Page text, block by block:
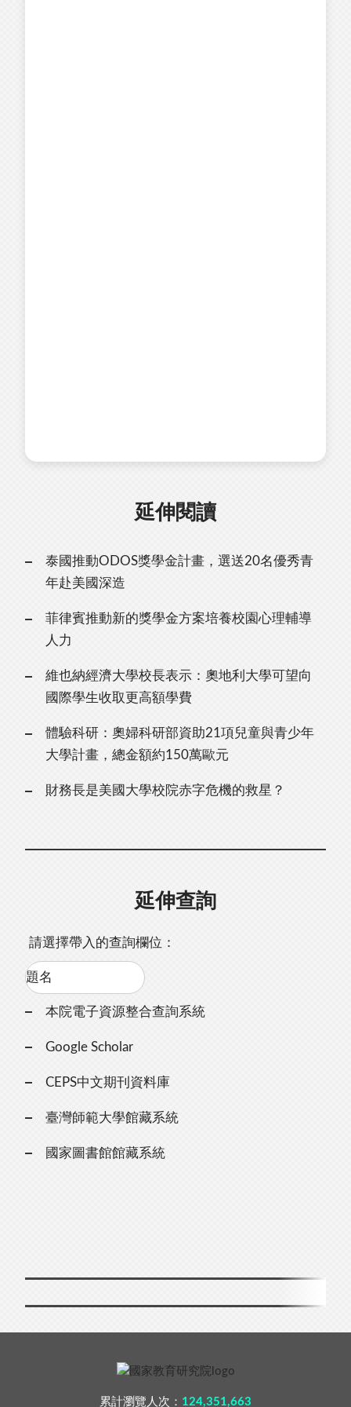
延伸閱讀
泰國推動ODOS獎學金計畫，選送20名優秀青
年赴美國深造
菲律賓推動新的獎學金方案培養校園心理輔導
人力
維也納經濟大學校長表示：奧地利大學可望向
國際學生收取更高額學費
體驗科研：奧婦科研部資助21項兒童與青少年
大學計畫，總金額約150萬歐元
財務長是美國大學校院赤字危機的救星？
延伸查詢
請選擇帶入的查詢欄位：
本院電子資源整合查詢系統
Google Scholar
CEPS中文期刊資料庫
臺灣師範大學館藏系統
國家圖書館館藏系統
累計瀏覽人次： 124,351,663